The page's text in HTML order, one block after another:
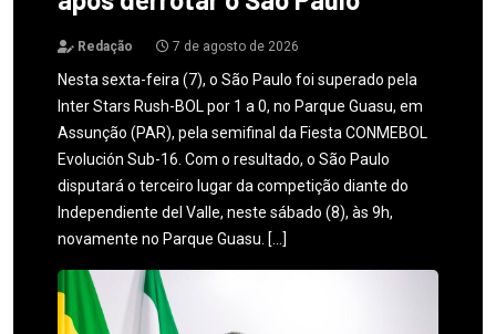
Redação 7 de agosto de 2026
Nesta sexta-feira (7), o São Paulo foi superado pela
Inter Stars Rush-BOL por 1 a 0, no Parque Guasu, em
Assunção (PAR), pela semifinal da Fiesta CONMEBOL
Evolución Sub-16. Com o resultado, o São Paulo
disputará o terceiro lugar da competição diante do
Independiente del Valle, neste sábado (8), às 9h,
novamente no Parque Guasu. […]